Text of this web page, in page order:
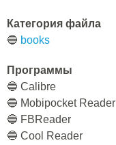
Категория файла
🔵 books
Программы
🔵 Calibre
🔵 Mobipocket Reader
🔵 FBReader
🔵 Cool Reader